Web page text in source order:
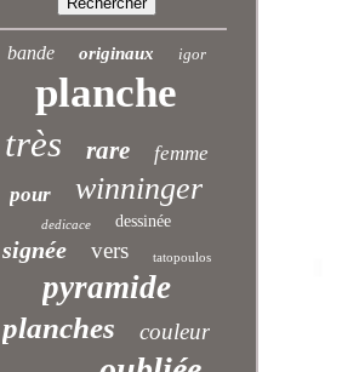
bande originaux igor
planche
très rare
femme
pour
winninger
dedicace dessinée
signée vers tatopoulos
pyramide
planches couleur